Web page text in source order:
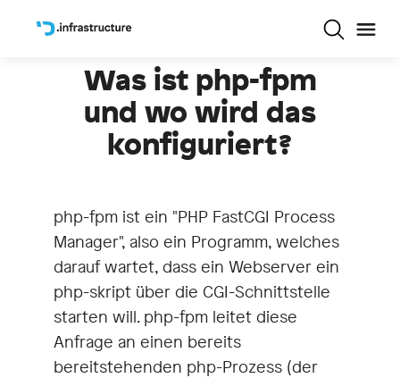
Was ist php-fpm
und wo wird das
konfiguriert?
php-fpm ist ein "PHP FastCGI Process
Manager", also ein Programm, welches
darauf wartet, dass ein Webserver ein
php-skript über die CGI-Schnittstelle
starten will. php-fpm leitet diese
Anfrage an einen bereits
bereitstehenden php-Prozess (der